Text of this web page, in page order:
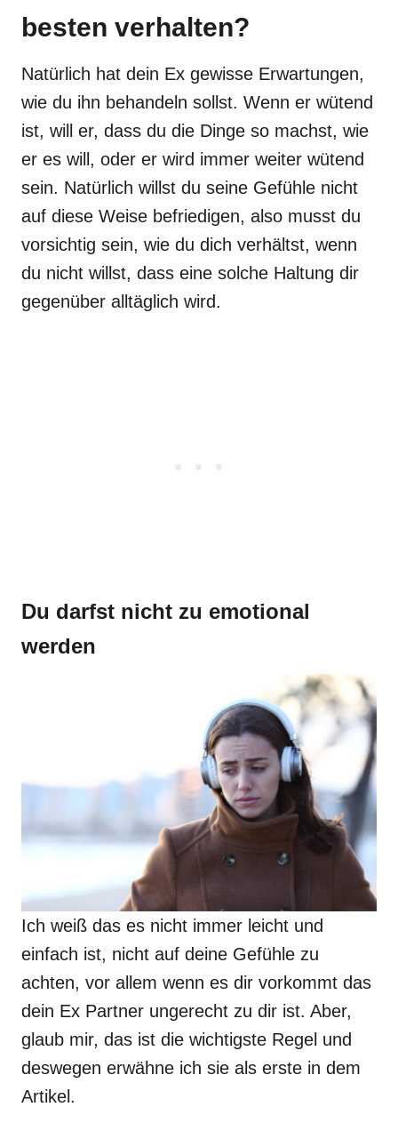
besten verhalten?
Natürlich hat dein Ex gewisse Erwartungen,
wie du ihn behandeln sollst. Wenn er wütend
ist, will er, dass du die Dinge so machst, wie
er es will, oder er wird immer weiter wütend
sein. Natürlich willst du seine Gefühle nicht
auf diese Weise befriedigen, also musst du
vorsichtig sein, wie du dich verhältst, wenn
du nicht willst, dass eine solche Haltung dir
gegenüber alltäglich wird.
Du darfst nicht zu emotional
werden
Ich weiß das es nicht immer leicht und
einfach ist, nicht auf deine Gefühle zu
achten, vor allem wenn es dir vorkommt das
dein Ex Partner ungerecht zu dir ist. Aber,
glaub mir, das ist die wichtigste Regel und
deswegen erwähne ich sie als erste in dem
Artikel.